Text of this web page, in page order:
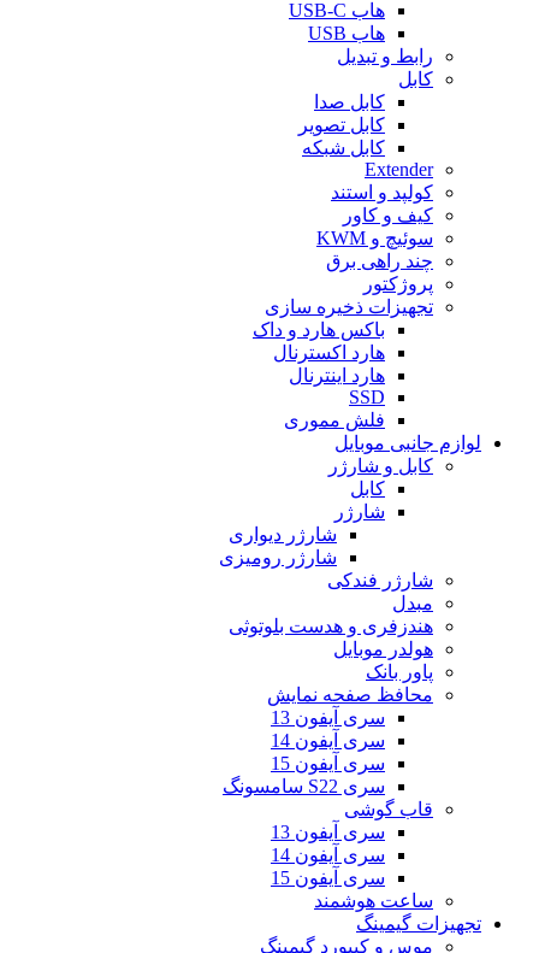
هاب USB-C
هاب USB
رابط و تبدیل
کابل
کابل صدا
کابل تصویر
کابل شبکه
Extender
کولپد و استند
کیف و کاور
سوئیچ و KWM
چند راهی برق
پروژکتور
تجهیزات ذخیره سازی
باکس هارد و داک
هارد اکسترنال
هارد اینترنال
SSD
فلش مموری
لوازم جانبی موبایل
کابل و شارژر
کابل
شارژر
شارژر دیواری
شارژر رومیزی
شارژر فندکی
مبدل
هندزفری و هدست بلوتوثی
هولدر موبایل
پاور بانک
محافظ صفحه نمایش
سری آیفون 13
سری آیفون 14
سری آیفون 15
سری S22 سامسونگ
قاب گوشی
سری آیفون 13
سری آیفون 14
سری آیفون 15
ساعت هوشمند
تجهیزات گیمینگ
موس و کیبورد گیمینگ